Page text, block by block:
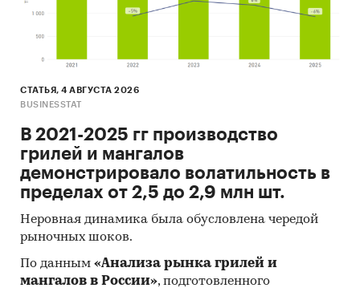
все доступные исследователю документы.
Категории:
Продукты питания
Промышленность
Продукты питания
Соль
Россия
СТАТЬЯ, 4 АВГУСТА 2026
BUSINESSTAT
В 2021-2025 гг производство
грилей и мангалов
демонстрировало волатильность в
пределах от 2,5 до 2,9 млн шт.
Неровная динамика была обусловлена чередой
рыночных шоков.
По данным «Анализа рынка грилей и
мангалов в России», подготовленного